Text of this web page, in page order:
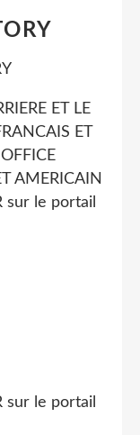
ET LE
ET
AMERICAIN
sur le portail
sur le portail